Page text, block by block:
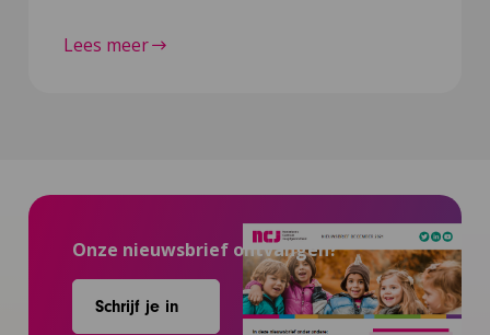
Lees meer
Onze nieuwsbrief ontvangen?
Schrijf je in